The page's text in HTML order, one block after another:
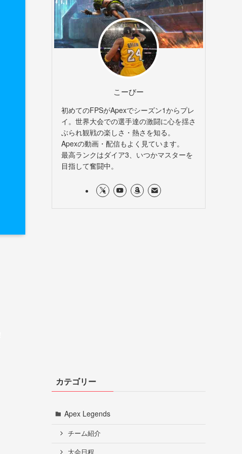
こーびー
初めてのFPSがApexでシーズン1からプレ
イ。世界大会での選手達の激闘に心を揺さ
ぶられ観戦の楽しさ・熱さを知る。
Apexの動画・配信もよく見ています。
最高ランクはダイア3、いつかマスターを
目指して奮闘中。
カテゴリー
Apex Legends
チーム紹介
大会日程